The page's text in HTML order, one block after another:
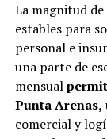
La magnitud
estables para
personal e
una parte de
mensual
Punta Arenas,
comercial y